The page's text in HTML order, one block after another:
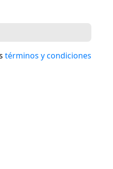
términos y condiciones